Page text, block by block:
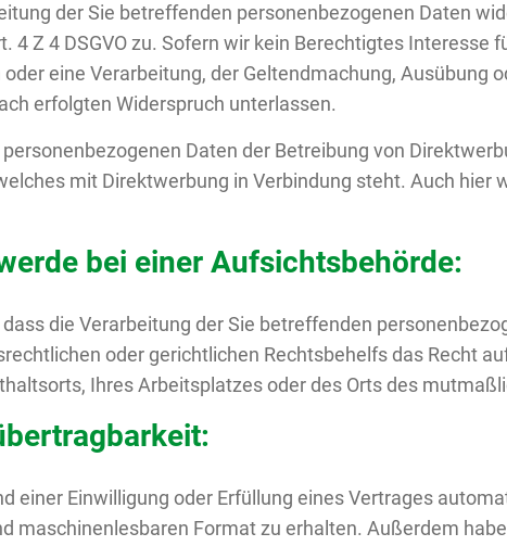
der Sie betreffenden personenbezogenen Daten
4 Z 4 DSGVO zu. Sofern wir kein Berechtigtes
eine Verarbeitung, der Geltendmachung, Ausübung
erfolgten Widerspruch unterlassen.
Daten der Betreibung von
mit Direktwerbung in Verbindung steht. Auch
bei einer Aufsichtsbehörde:
die Verarbeitung der Sie betreffenden
oder gerichtlichen Rechtsbehelfs das Recht
Ihres Arbeitsplatzes oder des Orts des
einer Einwilligung oder Erfüllung eines Vertrages
maschinenlesbaren Format zu erhalten. Außerdem